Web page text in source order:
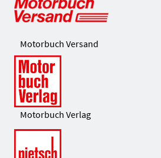
Motorbuch Versand
Motorbuch Verlag